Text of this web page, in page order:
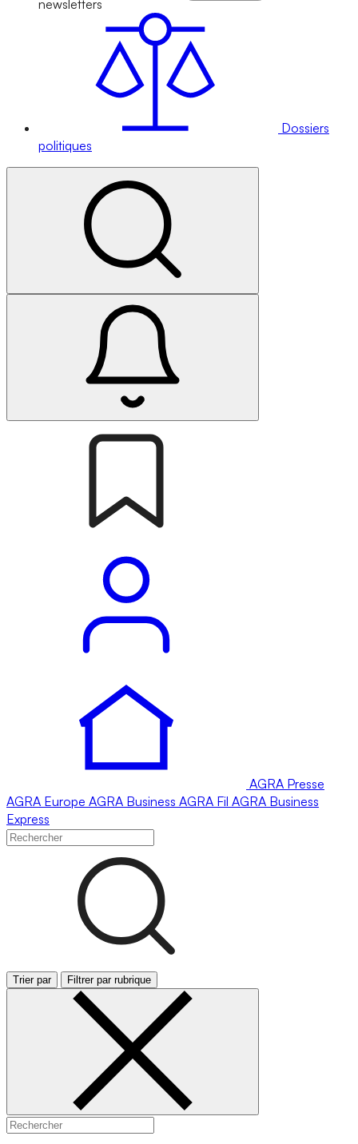
newsletters
Dossiers
politiques
AGRA Presse
AGRA Europe AGRA Business AGRA Fil AGRA Business
Express
Trier par Filtrer par rubrique